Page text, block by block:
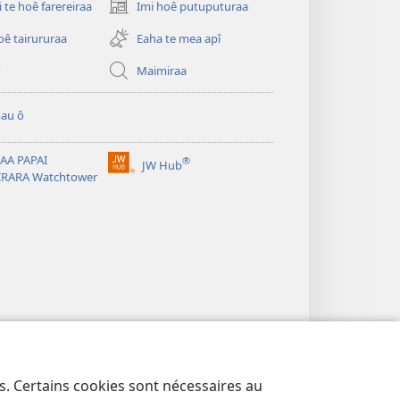
Certains cookies sont nécessaires au
te hoê farereiraa Imi hoê putuputuraa
(opens
new
window)
tairururaa
Eaha te mea apî
Maimiraa
ô
PAPAI
Watchtower
JW Hub®
(opens